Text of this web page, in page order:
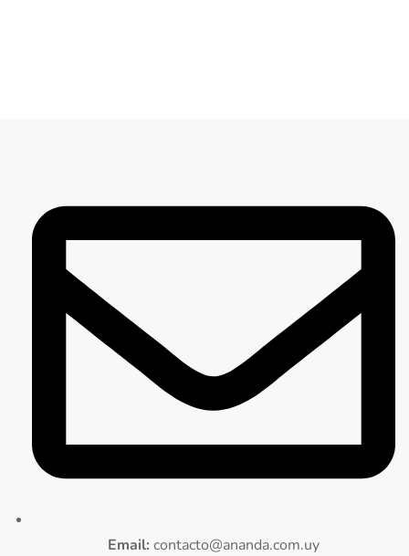
Email: contacto@ananda.com.uy